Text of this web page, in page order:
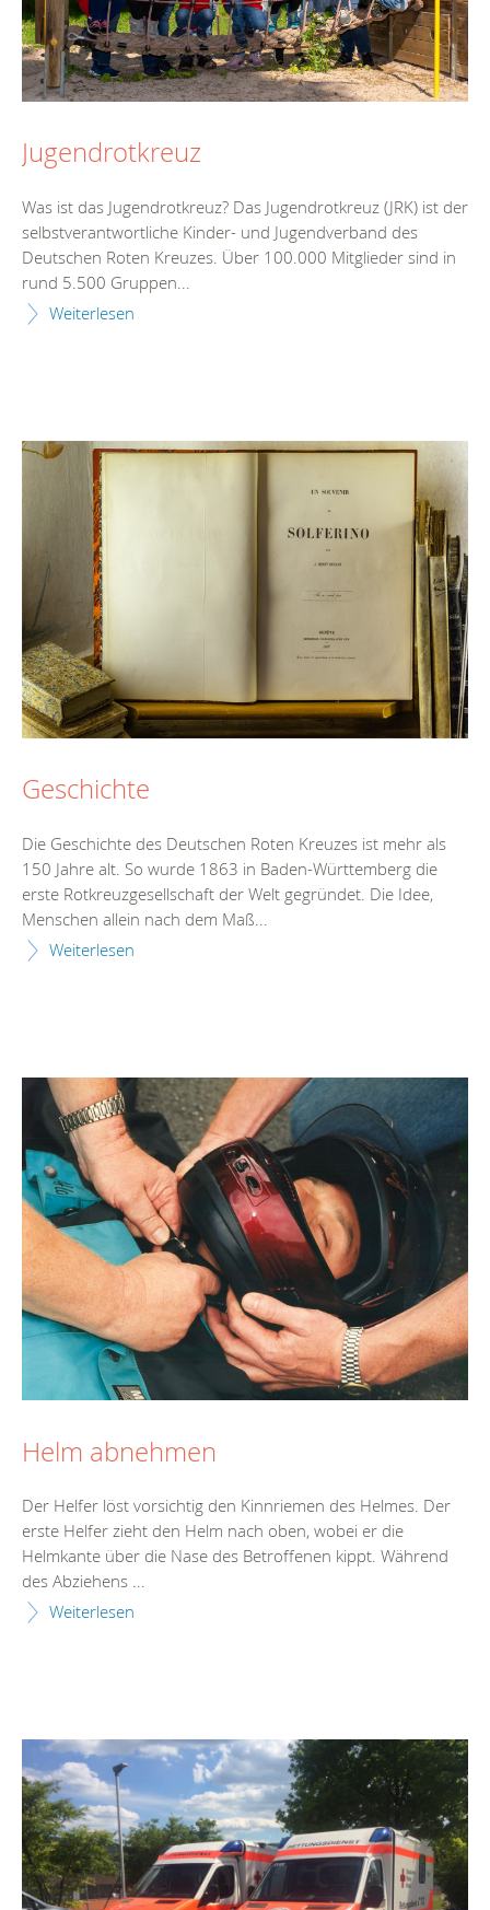
Jugendrotkreuz
Was ist das Jugendrotkreuz? Das Jugendrotkreuz (JRK) ist der
selbstverantwortliche Kinder- und Jugendverband des
Deutschen Roten Kreuzes. Über 100.000 Mitglieder sind in
rund 5.500 Gruppen...
Weiterlesen
Geschichte
Die Geschichte des Deutschen Roten Kreuzes ist mehr als
150 Jahre alt. So wurde 1863 in Baden-Württemberg die
erste Rotkreuzgesellschaft der Welt gegründet. Die Idee,
Menschen allein nach dem Maß...
Weiterlesen
Helm abnehmen
Der Helfer löst vorsichtig den Kinnriemen des Helmes. Der
erste Helfer zieht den Helm nach oben, wobei er die
Helmkante über die Nase des Betroffenen kippt. Während
des Abziehens ...
Weiterlesen